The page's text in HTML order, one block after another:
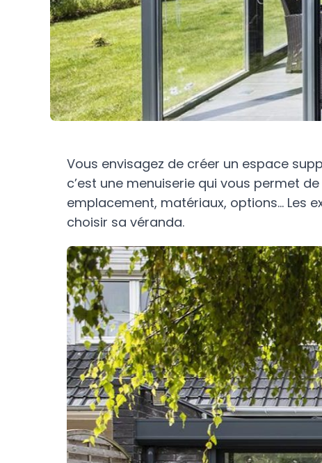
Vous envisagez de créer un espace
c’est une menuiserie qui vous permet
emplacement, matériaux, options… Les
choisir sa véranda.